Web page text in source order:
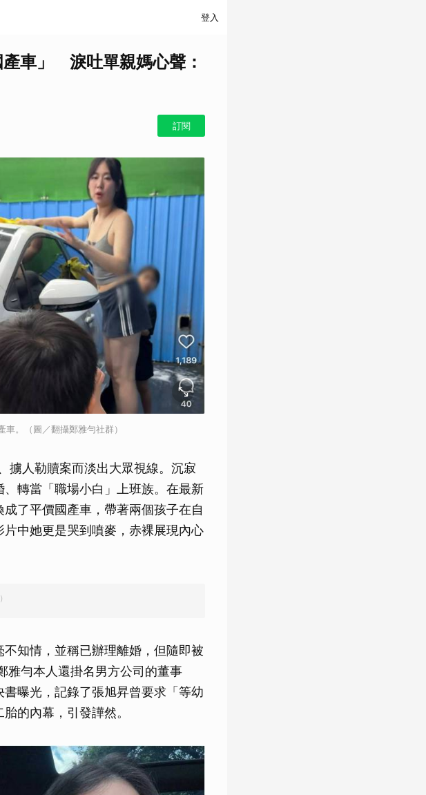
登入
車」 淚吐單親媽心聲：
訂閱
。（圖／翻攝鄭雅勻社群）
擄人勒贖案而淡出大眾視線。沉寂
轉當「職場小白」上班族。在最新
了平價國產車，帶著兩個孩子在自
中她更是哭到噴麥，赤裸展現內心
知情，並稱已辦理離婚，但隨即被
雅勻本人還掛名男方公司的董事
曝光，記錄了張旭昇曾要求「等幼
的內幕，引發譁然。